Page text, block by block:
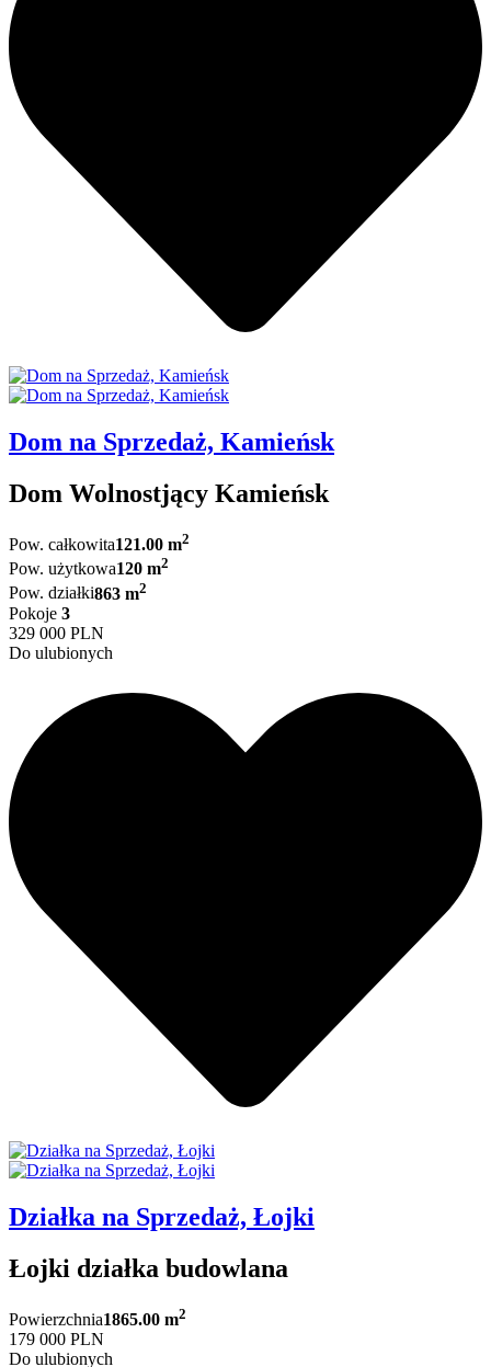
Dom na Sprzedaż, Kamieńsk
Dom Wolnostjący Kamieńsk
Pow. całkowita121.00 m2
Pow. użytkowa120 m2
Pow. działki863 m2
Pokoje 3
329 000 PLN
Do ulubionych
Działka na Sprzedaż, Łojki
Łojki działka budowlana
Powierzchnia1865.00 m2
179 000 PLN
Do ulubionych